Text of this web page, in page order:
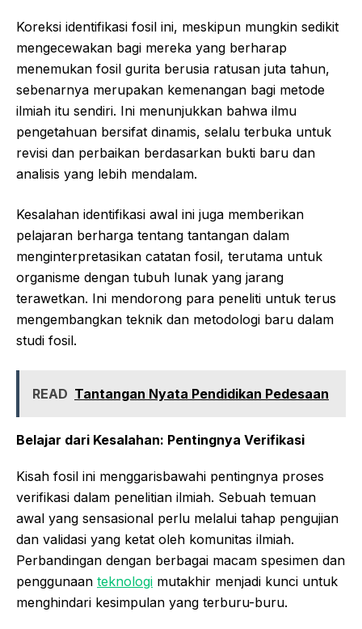
Koreksi identifikasi fosil ini, meskipun mungkin sedikit
mengecewakan bagi mereka yang berharap
menemukan fosil gurita berusia ratusan juta tahun,
sebenarnya merupakan kemenangan bagi metode
ilmiah itu sendiri. Ini menunjukkan bahwa ilmu
pengetahuan bersifat dinamis, selalu terbuka untuk
revisi dan perbaikan berdasarkan bukti baru dan
analisis yang lebih mendalam.
Kesalahan identifikasi awal ini juga memberikan
pelajaran berharga tentang tantangan dalam
menginterpretasikan catatan fosil, terutama untuk
organisme dengan tubuh lunak yang jarang
terawetkan. Ini mendorong para peneliti untuk terus
mengembangkan teknik dan metodologi baru dalam
studi fosil.
READ Tantangan Nyata Pendidikan Pedesaan
Belajar dari Kesalahan: Pentingnya Verifikasi
Kisah fosil ini menggarisbawahi pentingnya proses
verifikasi dalam penelitian ilmiah. Sebuah temuan
awal yang sensasional perlu melalui tahap pengujian
dan validasi yang ketat oleh komunitas ilmiah.
Perbandingan dengan berbagai macam spesimen dan
penggunaan teknologi mutakhir menjadi kunci untuk
menghindari kesimpulan yang terburu-buru.